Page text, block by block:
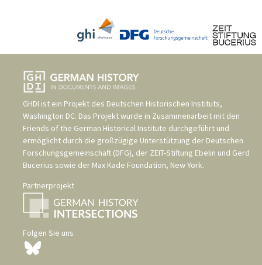
GHDI ist ein Projekt des Deutschen Historischen Instituts,
Washington DC. Das Projekt wurde in Zusammenarbeit mit den
Friends of the German Historical Institute durchgeführt und
ermöglicht durch die großzügige Unterstützung der Deutschen
Forschungsgemeinschaft (DFG), der ZEIT-Stiftung Ebelin und Gerd
Bucerius sowie der Max Kade Foundation, New York.
Partnerprojekt
Folgen Sie uns